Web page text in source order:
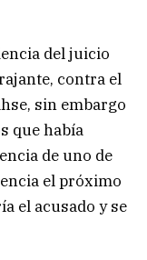
del juicio
contra el
sin embargo
que había
de uno de
el próximo
el acusado y se